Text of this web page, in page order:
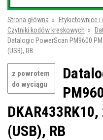
Strona główna » Etykietownice i
Czytniki kodów kreskowych »
Datalogic PowerScan PM9600
(USB), RB
z powrotem
do wyciągu
(USB), RB